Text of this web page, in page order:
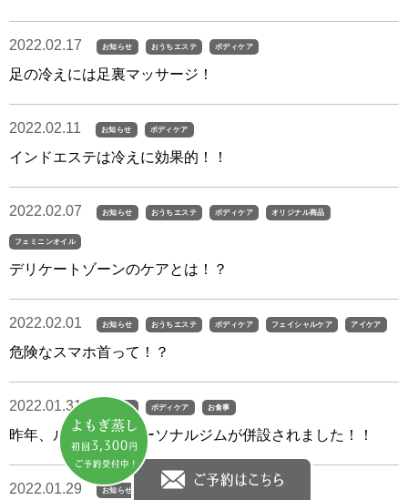
2022.02.17 お知らせ おうちエステ ボディケア
足の冷えには足裏マッサージ！
2022.02.11 お知らせ ボディケア
インドエステは冷えに効果的！！
2022.02.07 お知らせ おうちエステ ボディケア オリジナル商品
フェミニンオイル
デリケートゾーンのケアとは！？
2022.02.01 お知らせ おうちエステ ボディケア フェイシャルケア アイケア
危険なスマホ首って！？
2022.01.31 お知らせ ボディケア お食事
昨年、ルナシアにパーソナルジムが併設されました！！
2022.01.29 お知らせ おうちエステ ボディケア